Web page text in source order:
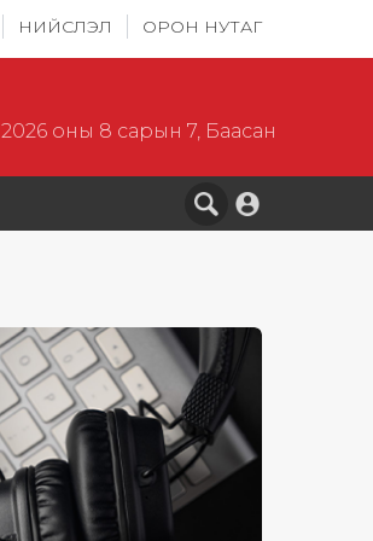
НИЙСЛЭЛ ОРОН НУТАГ
2026 оны 8 сарын 7, Баасан